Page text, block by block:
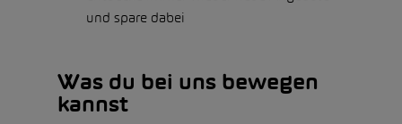
und spare dabei
Was du bei uns bewegen
kannst